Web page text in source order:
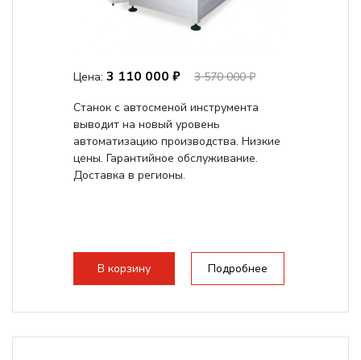
Цена: 3 110 000 ₽
3 570 000 ₽
Станок с автосменой инструмента
выводит на новый уровень
автоматизацию производства. Низкие
цены. Гарантийное обслуживание.
Доставка в регионы.
В корзину Подробнее